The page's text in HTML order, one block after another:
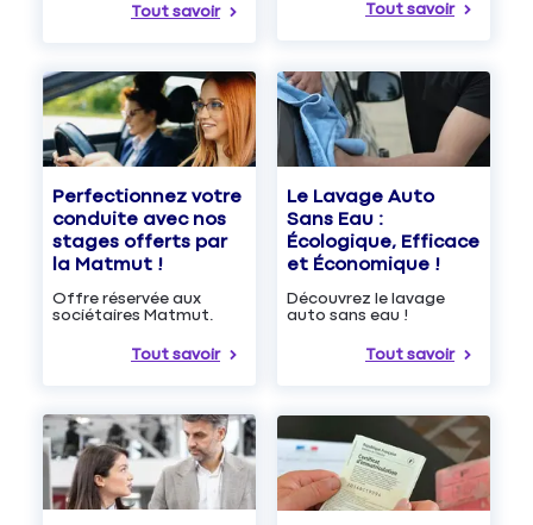
Tout savoir Tout savoir
Perfectionnez votre
conduite avec nos
stages offerts par
la Matmut !
Offre réservée aux
sociétaires Matmut.
Tout savoir
Le Lavage Auto
Sans Eau :
Écologique, Efficace
et Économique !
Découvrez le lavage
auto sans eau !
Tout savoir